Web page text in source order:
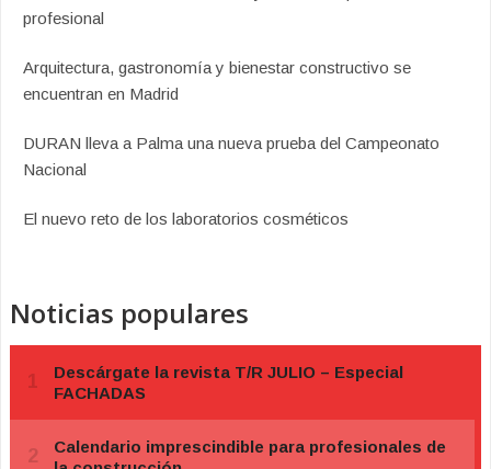
profesional
Arquitectura, gastronomía y bienestar constructivo se
encuentran en Madrid
DURAN lleva a Palma una nueva prueba del Campeonato
Nacional
El nuevo reto de los laboratorios cosméticos
Noticias populares